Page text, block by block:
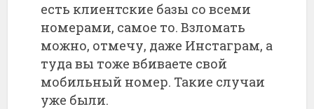
есть клиентские базы со всеми
номерами, самое то. Взломать
можно, отмечу, даже Инстаграм, а
туда вы тоже вбиваете свой
мобильный номер. Такие случаи
уже были.